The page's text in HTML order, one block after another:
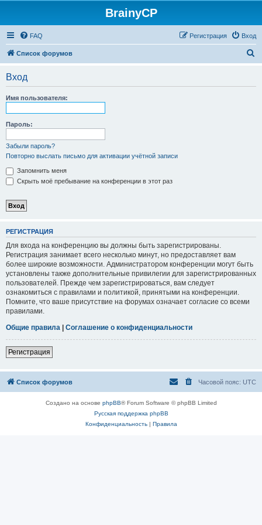
BrainyCP
FAQ Вход
Регистрация
Список форумов
Вход
Имя пользователя:
Пароль:
Забыли пароль?
Повторно выслать письмо для активации учётной записи
Запомнить меня
Скрыть моё пребывание на конференции в этот раз
РЕГИСТРАЦИЯ
Для входа на конференцию вы должны быть зарегистрированы.
Регистрация занимает всего несколько минут, но предоставляет вам
более широкие возможности. Администратором конференции могут быть
установлены также дополнительные привилегии для зарегистрированных
пользователей. Прежде чем зарегистрироваться, вам следует
ознакомиться с правилами и политикой, принятыми на конференции.
Помните, что ваше присутствие на форумах означает согласие со всеми
правилами.
Общие правила | Соглашение о конфиденциальности
Регистрация
Список форумов Часовой пояс: UTC
Создано на основе phpBB® Forum Software © phpBB Limited
Русская поддержка phpBB
Конфиденциальность| Правила